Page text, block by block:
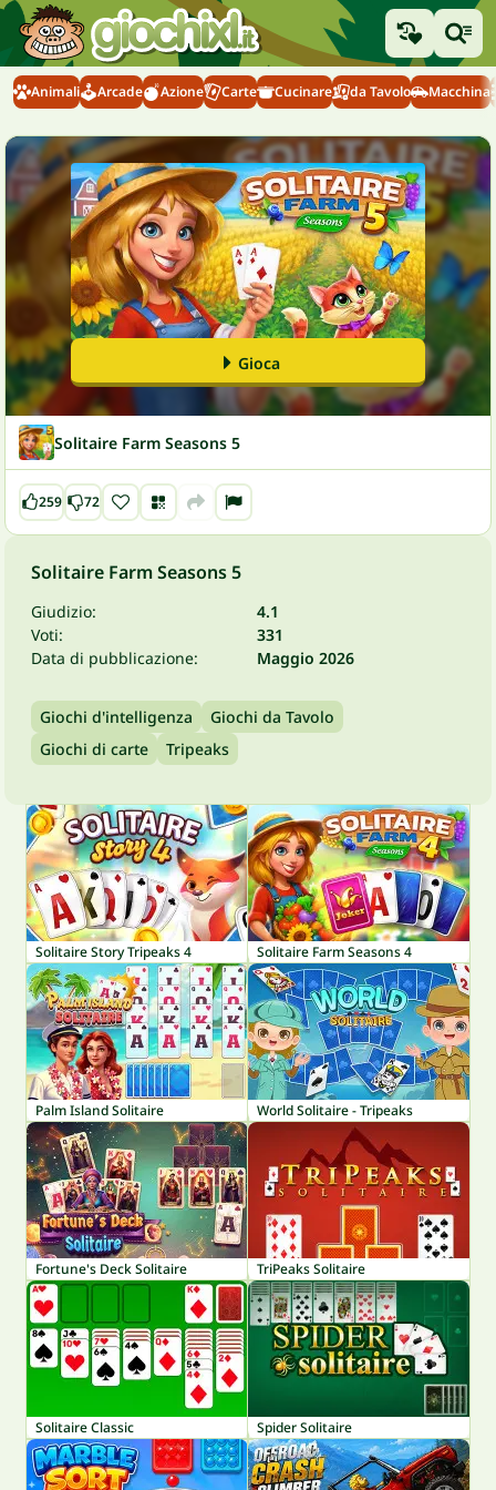
Animali Arcade Azione Carte Cucinare da Tavolo Macchina
Gioca
Solitaire Farm Seasons 5
259 72
Solitaire Farm Seasons 5
Giudizio:
4.1
Voti:
331
Data di pubblicazione:
Maggio 2026
Giochi d'intelligenza
Giochi da Tavolo
Giochi di carte
Tripeaks
Solitaire Story Tripeaks 4 Solitaire Farm Seasons 4
Palm Island Solitaire World Solitaire - Tripeaks
Fortune's Deck Solitaire TriPeaks Solitaire
Solitaire Classic Spider Solitaire